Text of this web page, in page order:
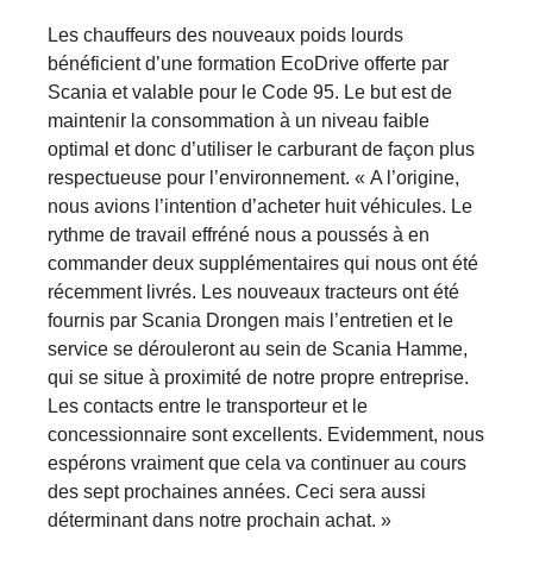
Les chauffeurs des nouveaux poids lourds
bénéficient d’une formation EcoDrive offerte par
Scania et valable pour le Code 95. Le but est de
maintenir la consommation à un niveau faible
optimal et donc d’utiliser le carburant de façon plus
respectueuse pour l’environnement. « A l’origine,
nous avions l’intention d’acheter huit véhicules. Le
rythme de travail effréné nous a poussés à en
commander deux supplémentaires qui nous ont été
récemment livrés. Les nouveaux tracteurs ont été
fournis par Scania Drongen mais l’entretien et le
service se dérouleront au sein de Scania Hamme,
qui se situe à proximité de notre propre entreprise.
Les contacts entre le transporteur et le
concessionnaire sont excellents. Evidemment, nous
espérons vraiment que cela va continuer au cours
des sept prochaines années. Ceci sera aussi
déterminant dans notre prochain achat. »